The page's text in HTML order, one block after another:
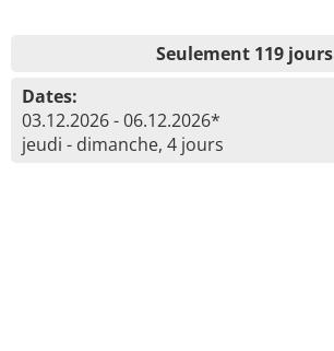
Seulement 119 jours
Dates:
03.12.2026 - 06.12.2026*
jeudi - dimanche, 4 jours